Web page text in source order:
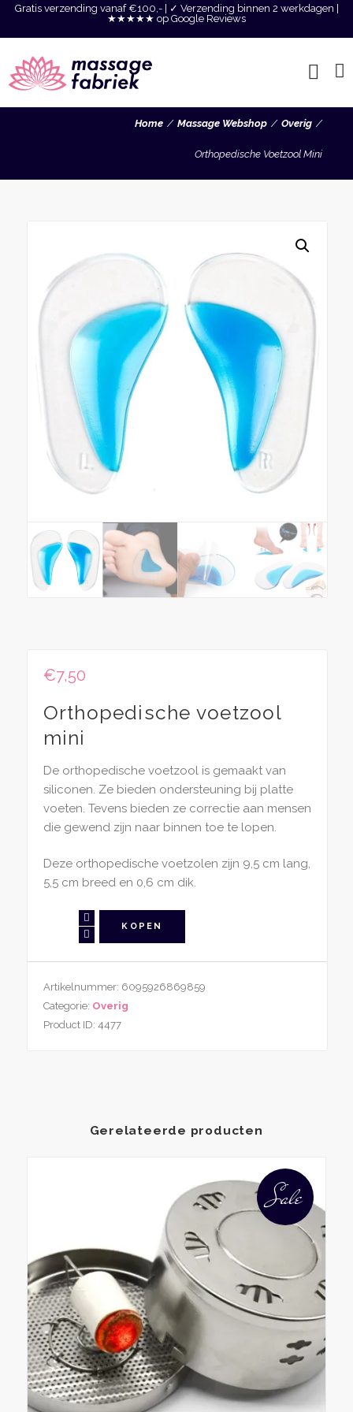
Gratis verzending vanaf €100,- | ✓ Verzending binnen 2 werkdagen |
★★★★★ op Google Reviews
Home Massage Webshop Overig
Orthopedische Voetzool Mini
€7,50
Orthopedische voetzool
mini
De orthopedische voetzool is gemaakt van
siliconen. Ze bieden ondersteuning bij platte
voeten. Tevens bieden ze correctie aan mensen
die gewend zijn naar binnen toe te lopen.
Deze orthopedische voetzolen zijn 9,5 cm lang,
5,5 cm breed en 0,6 cm dik.
Orthopedische
KOPEN
Artikelnummer: 6095926869859
Categorie: Overig
Product ID: 4477
Gerelateerde producten
Sale